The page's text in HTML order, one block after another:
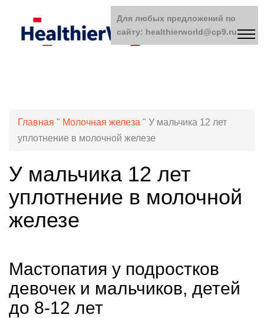
Главная " Молочная железа " У мальчика 12 лет
уплотнение в молочной железе
У мальчика 12 лет
уплотнение в молочной
железе
Мастопатия у подростков
девочек и мальчиков, детей
до 8-12 лет
Для любых предложений по
сайту: healthierworld@cp9.ru